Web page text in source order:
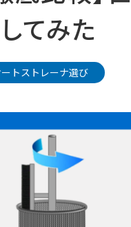
てみた
トストレーナ選び